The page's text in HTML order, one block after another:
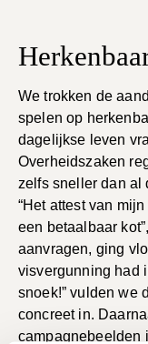
We trokken de
spelen op
dagelijkse leven
Overheidszaken
zelfs sneller dan al
“Het attest van
een betaalbaar
aanvragen, ging
visvergunning had
snoek!” vulden we
concreet in.
campagnebeelden